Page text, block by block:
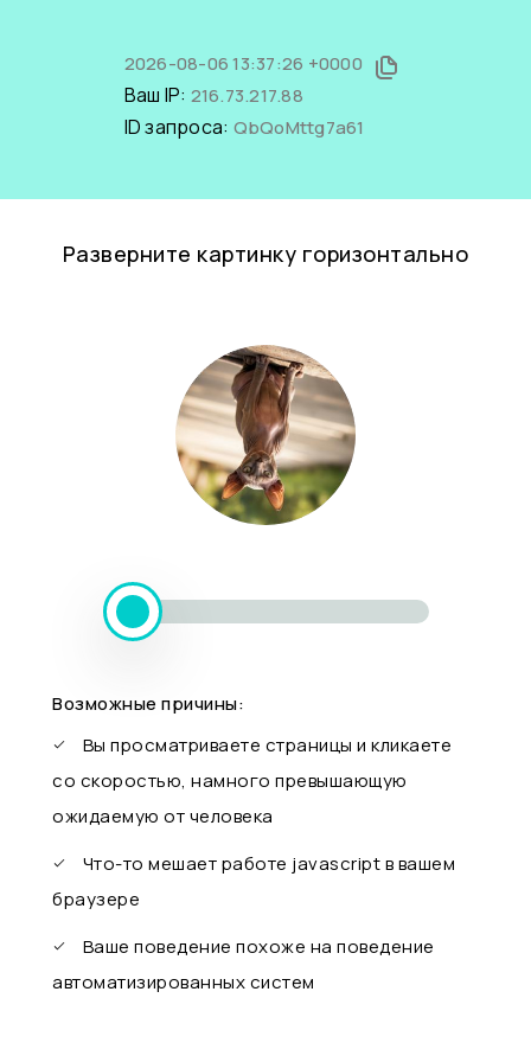
2026-08-06 13:37:26 +0000
Ваш IP: 216.73.217.88
ID запроса: QbQoMttg7a61
Разверните картинку горизонтально
Возможные причины:
Вы просматриваете страницы и кликаете
со скоростью, намного превышающую
ожидаемую от человека
Что-то мешает работе javascript в вашем
браузере
Ваше поведение похоже на поведение
автоматизированных систем